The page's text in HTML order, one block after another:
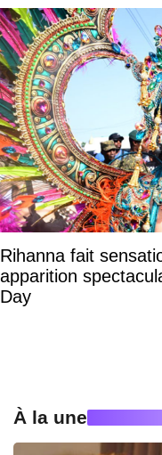
Rihanna fait
apparition
Day
À la une